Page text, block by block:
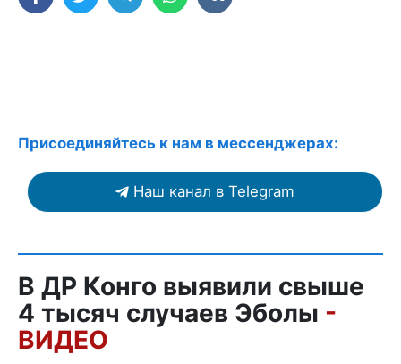
Присоединяйтесь к нам в мессенджерах:
Наш канал в Telegram
В ДР Конго выявили свыше
4 тысяч случаев Эболы -
ВИДЕО